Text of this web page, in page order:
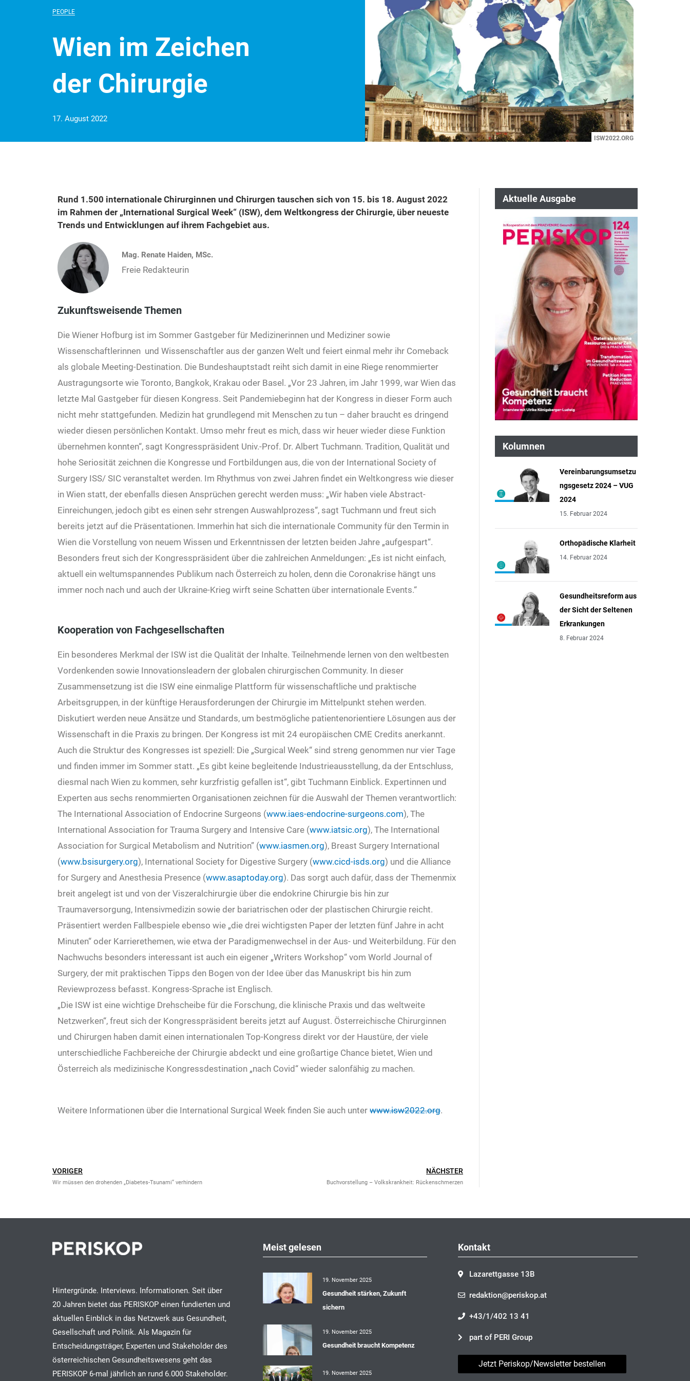
PEOPLE
Wien im Zeichen
der Chirurgie
17. August 2022
ISW2022.ORG
Rund 1.500 internationale Chirurginnen und Chirurgen tauschen sich von 15. bis 18. August 2022
im Rahmen der „International Surgical Week“ (ISW), dem Weltkongress der Chirurgie, über neueste
Trends und Entwicklungen auf ihrem Fachgebiet aus.
Mag. Renate Haiden, MSc.
Freie Redakteurin
Zukunftsweisende Themen
Die Wiener Hofburg ist im Sommer Gastgeber für Medizinerinnen und Mediziner sowie
Wissenschaftlerinnen und Wissenschaftler aus der ganzen Welt und feiert einmal mehr ihr Comeback
als globale Meeting-Destination. Die Bundeshauptstadt reiht sich damit in eine Riege renommierter
Austragungsorte wie Toronto, Bangkok, Krakau oder Basel. „Vor 23 Jahren, im Jahr 1999, war Wien das
letzte Mal Gastgeber für diesen Kongress. Seit Pandemiebeginn hat der Kongress in dieser Form auch
nicht mehr stattgefunden. Medizin hat grundlegend mit Menschen zu tun – daher braucht es dringend
wieder diesen persönlichen Kontakt. Umso mehr freut es mich, dass wir heuer wieder diese Funktion
übernehmen konnten“, sagt Kongresspräsident Univ.-Prof. Dr. Albert Tuchmann. Tradition, Qualität und
hohe Seriosität zeichnen die Kongresse und Fortbildungen aus, die von der International Society of
Surgery ISS/ SIC veranstaltet werden. Im Rhythmus von zwei Jahren findet ein Weltkongress wie dieser
in Wien statt, der ebenfalls diesen Ansprüchen gerecht werden muss: „Wir haben viele Abstract-
Einreichungen, jedoch gibt es einen sehr strengen Auswahlprozess“, sagt Tuchmann und freut sich
bereits jetzt auf die Präsentationen. Immerhin hat sich die internationale Community für den Termin in
Wien die Vorstellung von neuem Wissen und Erkenntnissen der letzten beiden Jahre „aufgespart“.
Besonders freut sich der Kongresspräsident über die zahlreichen Anmeldungen: „Es ist nicht einfach,
aktuell ein weltumspannendes Publikum nach Österreich zu holen, denn die Coronakrise hängt uns
immer noch nach und auch der Ukraine-Krieg wirft seine Schatten über internationale Events.“
Kooperation von Fachgesellschaften
Ein besonderes Merkmal der ISW ist die Qualität der Inhalte. Teilnehmende lernen von den weltbesten
Vordenkenden sowie Innovationsleadern der globalen chirurgischen Community. In dieser
Zusammensetzung ist die ISW eine einmalige Plattform für wissenschaftliche und praktische
Arbeitsgruppen, in der künftige Herausforderungen der Chirurgie im Mittelpunkt stehen werden.
Diskutiert werden neue Ansätze und Standards, um bestmögliche patientenorientiere Lösungen aus der
Wissenschaft in die Praxis zu bringen. Der Kongress ist mit 24 europäischen CME Credits anerkannt.
Auch die Struktur des Kongresses ist speziell: Die „Surgical Week“ sind streng genommen nur vier Tage
und finden immer im Sommer statt. „Es gibt keine begleitende Industrieausstellung, da der Entschluss,
diesmal nach Wien zu kommen, sehr kurzfristig gefallen ist“, gibt Tuchmann Einblick. Expertinnen und
Experten aus sechs renommierten Organisationen zeichnen für die Auswahl der Themen verantwortlich:
The International Association of Endocrine Surgeons (www.iaes-endocrine-surgeons.com), The
International Association for Trauma Surgery and Intensive Care (www.iatsic.org), The International
Association for Surgical Metabolism and Nutrition” (www.iasmen.org), Breast Surgery International
(www.bsisurgery.org), International Society for Digestive Surgery (www.cicd-isds.org) und die Alliance
for Surgery and Anesthesia Presence (www.asaptoday.org). Das sorgt auch dafür, dass der Themenmix
breit angelegt ist und von der Viszeralchirurgie über die endokrine Chirurgie bis hin zur
Traumaversorgung, Intensivmedizin sowie der bariatrischen oder der plastischen Chirurgie reicht.
Präsentiert werden Fallbespiele ebenso wie „die drei wichtigsten Paper der letzten fünf Jahre in acht
Minuten“ oder Karrierethemen, wie etwa der Paradigmenwechsel in der Aus- und Weiterbildung. Für den
Nachwuchs besonders interessant ist auch ein eigener „Writers Workshop“ vom World Journal of
Surgery, der mit praktischen Tipps den Bogen von der Idee über das Manuskript bis hin zum
Reviewprozess befasst. Kongress-Sprache ist Englisch.
„Die ISW ist eine wichtige Drehscheibe für die Forschung, die klinische Praxis und das weltweite
Netzwerken“, freut sich der Kongresspräsident bereits jetzt auf August. Österreichische Chirurginnen
und Chirurgen haben damit einen internationalen Top-Kongress direkt vor der Haustüre, der viele
unterschiedliche Fachbereiche der Chirurgie abdeckt und eine großartige Chance bietet, Wien und
Österreich als medizinische Kongressdestination „nach Covid“ wieder salonfähig zu machen.
Weitere Informationen über die International Surgical Week finden Sie auch unter www.isw2022.org.
VORIGER
Wir müssen den drohenden „Diabetes-Tsunami“ verhindern
NÄCHSTER
Buchvorstellung – Volkskrankheit: Rückenschmerzen
Aktuelle Ausgabe
Kolumnen
Vereinbarungsumsetzu
ngsgesetz 2024 – VUG
2024
15. Februar 2024
Orthopädische Klarheit
14. Februar 2024
Gesundheitsreform aus
der Sicht der Seltenen
Erkrankungen
8. Februar 2024
Hintergründe. Interviews. Informationen. Seit über
20 Jahren bietet das PERISKOP einen fundierten und
aktuellen Einblick in das Netzwerk aus Gesundheit,
Gesellschaft und Politik. Als Magazin für
Entscheidungsträger, Experten und Stakeholder des
österreichischen Gesundheitswesens geht das
PERISKOP 6-mal jährlich an rund 6.000 Stakeholder.
Meist gelesen
19. November 2025
Gesundheit stärken, Zukunft
sichern
19. November 2025
Gesundheit braucht Kompetenz
19. November 2025
Kontakt
Lazarettgasse 13B
redaktion@periskop.at
+43/1/402 13 41
part of PERI Group
Jetzt Periskop/Newsletter bestellen